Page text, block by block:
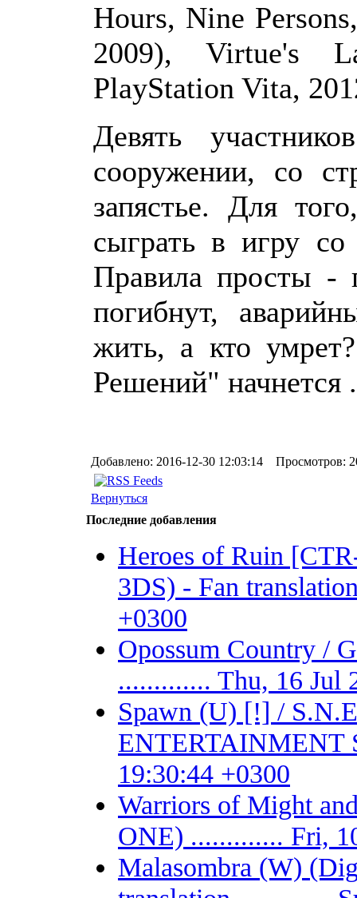
Hours, Nine
2009), Virtue's
PlayStation Vita,
Девять
сооружении, со
запястье. Для
сыграть в игру со
Правила просты -
погибнут,
жить, а кто
Решений" начнется
Добавлено: 2016-12-30 12:03:14 Просмотров:
Вернуться
Последние добавления
Heroes of Ruin
3DS) - Fan
+0300
Opossum Country /
............. Thu, 16 Jul
Spawn (U) [!] /
ENTERTAINMENT
19:30:44 +0300
Warriors of Might
ONE) ............. Fri,
Malasombra (W)